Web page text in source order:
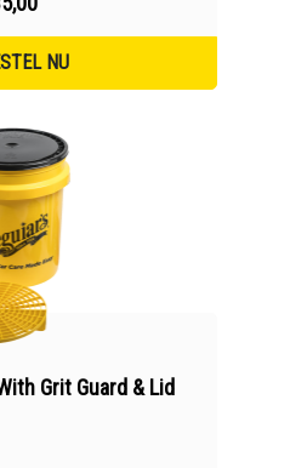
NU
Grit Guard & Lid